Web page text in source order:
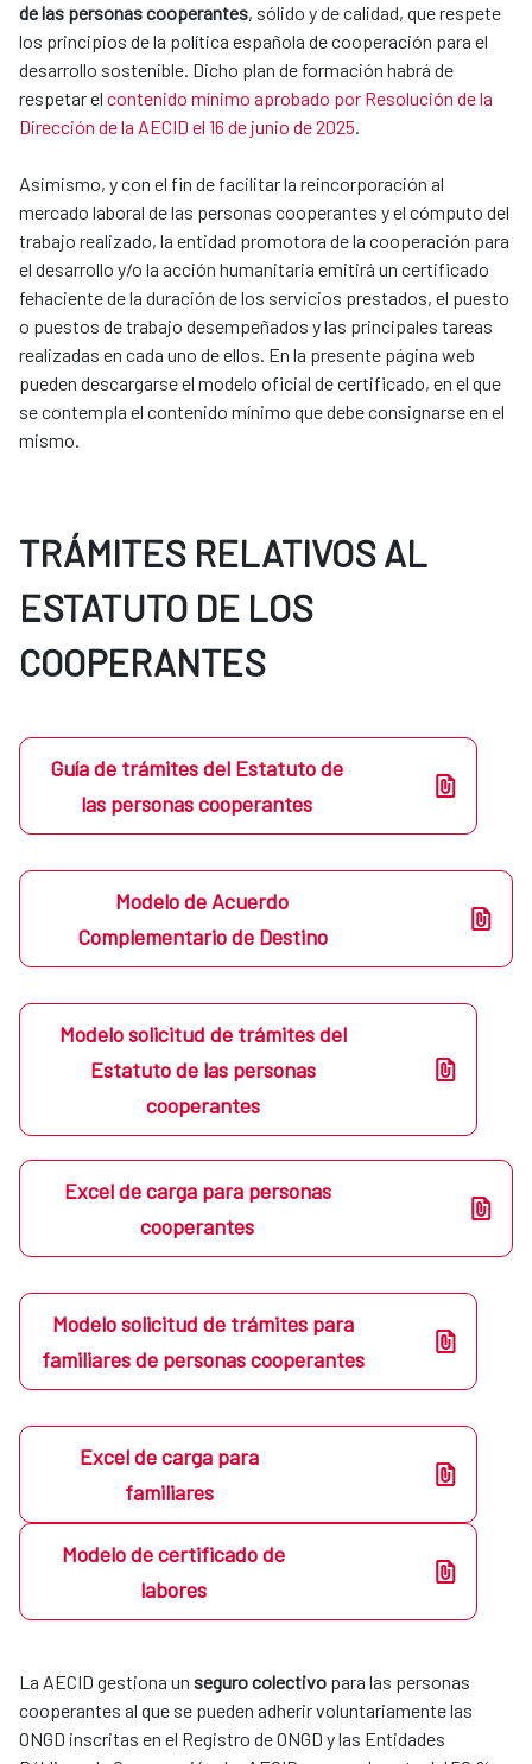
de las personas cooperantes, sólido y de calidad, que respete
los principios de la política española de cooperación para el
desarrollo sostenible. Dicho plan de formación habrá de
respetar el contenido mínimo aprobado por Resolución de la
Dirección de la AECID el 16 de junio de 2025.
Asimismo, y con el fin de facilitar la reincorporación al
mercado laboral de las personas cooperantes y el cómputo del
trabajo realizado, la entidad promotora de la cooperación para
el desarrollo y/o la acción humanitaria emitirá un certificado
fehaciente de la duración de los servicios prestados, el puesto
o puestos de trabajo desempeñados y las principales tareas
realizadas en cada uno de ellos. En la presente página web
pueden descargarse el modelo oficial de certificado, en el que
se contempla el contenido mínimo que debe consignarse en el
mismo.
TRÁMITES RELATIVOS AL
ESTATUTO DE LOS
COOPERANTES
Guía de trámites del Estatuto de
las personas cooperantes
Modelo de Acuerdo
Complementario de Destino
Modelo solicitud de trámites del
Estatuto de las personas
cooperantes
Excel de carga para personas
cooperantes
Modelo solicitud de trámites para
familiares de personas cooperantes
Excel de carga para
familiares
Modelo de certificado de
labores
La AECID gestiona un seguro colectivo para las personas
cooperantes al que se pueden adherir voluntariamente las
ONGD inscritas en el Registro de ONGD y las Entidades